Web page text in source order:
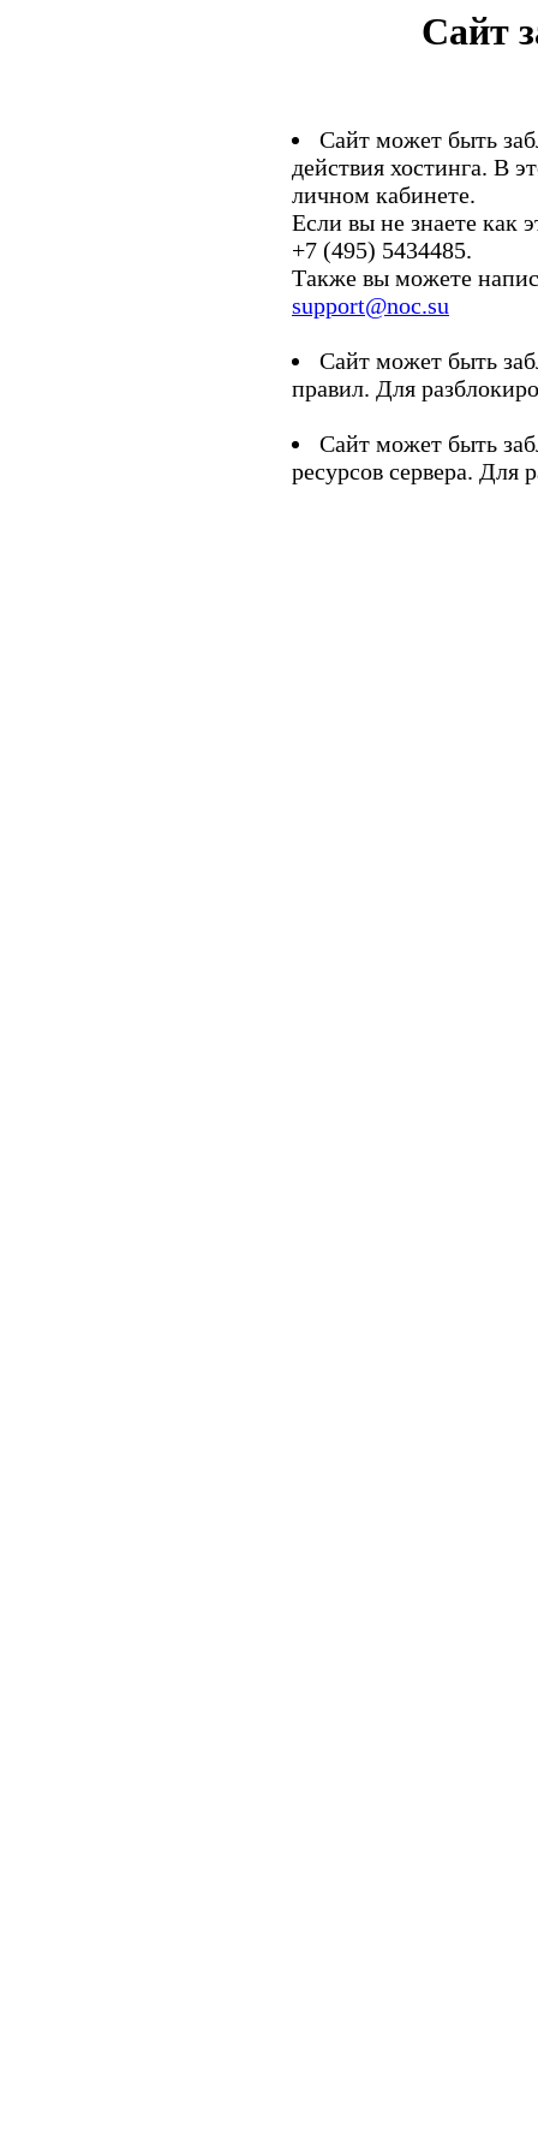
Сайт
Сайт может быть
действия хостинга. В
личном кабинете.
Если вы не знаете как
+7 (495) 5434485.
Также вы можете
support@noc.su
Сайт может быть
правил. Для
Сайт может быть
ресурсов сервера. Для